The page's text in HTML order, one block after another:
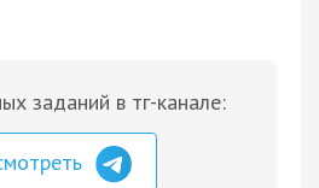
заданий в тг-канале: